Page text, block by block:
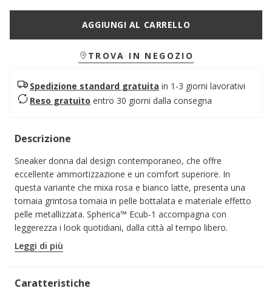
AGGIUNGI AL CARRELLO
TROVA IN NEGOZIO
Spedizione standard gratuita in 1-3 giorni lavorativi
Reso gratuito entro 30 giorni dalla consegna
Descrizione
Sneaker donna dal design contemporaneo, che offre
eccellente ammortizzazione e un comfort superiore. In
questa variante che mixa rosa e bianco latte, presenta una
tomaia grintosa tomaia in pelle bottalata e materiale effetto
pelle metallizzata. Spherica™ Ecub-1 accompagna con
leggerezza i look quotidiani, dalla città al tempo libero.
CODICE PRODOTTO:
Leggi di più
Caratteristiche